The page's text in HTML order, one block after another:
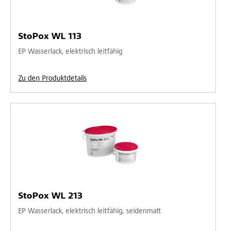
StoPox WL 113
EP Wasserlack, elektrisch leitfähig
Zu den Produktdetails
StoPox WL 213
EP Wasserlack, elektrisch leitfähig, seidenmatt